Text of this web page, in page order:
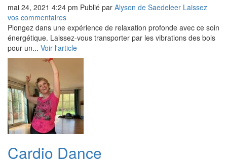
mai 24, 2021 4:24 pm Publié par Alyson de Saedeleer Laissez
vos commentaires
Plongez dans une expérience de relaxation profonde avec ce soin
énergétique. Laissez-vous transporter par les vibrations des bols
pour un... Voir l'article
Cardio Dance